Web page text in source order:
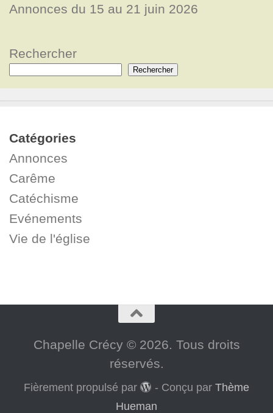
Annonces du 15 au 21 juin 2026
Rechercher
Rechercher
Catégories
Annonces
Carême
Catéchisme
Evénements
Vie de l'église
Chapelle Crécy © 2026. Tous droits
réservés.
Fièrement propulsé par - Conçu par Thème
Hueman